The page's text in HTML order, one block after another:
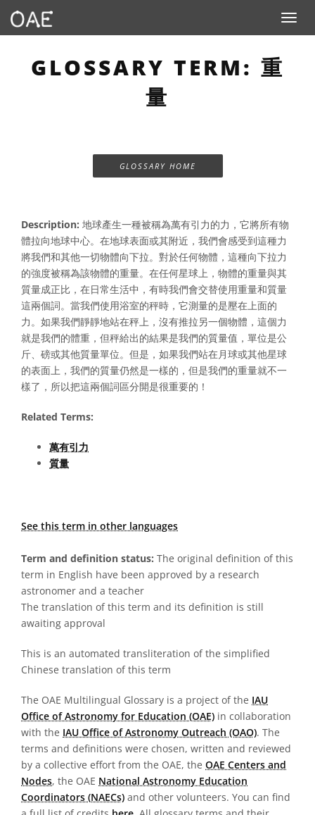
Toggle
GLOSSARY TERM: 重
量
GLOSSARY HOME
Description: 地球產生一種被稱為萬有引力的力，它將所有物
體拉向地球中心。在地球表面或其附近，我們會感受到這種力
將我們和其他一切物體向下拉。對於任何物體，這種向下拉力
的強度被稱為該物體的重量。在任何星球上，物體的重量與其
質量成正比，在日常生活中，有時我們會交替使用重量和質量
這兩個詞。當我們使用浴室的秤時，它測量的是壓在上面的
力。如果我們靜靜地站在秤上，沒有推拉另一個物體，這個力
就是我們的體重，但秤給出的結果是我們的質量值，單位是公
斤、磅或其他質量單位。但是，如果我們站在月球或其他星球
的表面上，我們的質量仍然是一樣的，但是我們的重量就不一
樣了，所以把這兩個詞區分開是很重要的！
Related Terms:
萬有引力
質量
See this term in other languages
Term and definition status: The original definition of this
term in English have been approved by a research
astronomer and a teacher
The translation of this term and its definition is still
awaiting approval
This is an automated transliteration of the simplified
Chinese translation of this term
The OAE Multilingual Glossary is a project of the IAU
Office of Astronomy for Education (OAE) in collaboration
with the IAU Office of Astronomy Outreach (OAO). The
terms and definitions were chosen, written and reviewed
by a collective effort from the OAE, the OAE Centers and
Nodes, the OAE National Astronomy Education
Coordinators (NAECs) and other volunteers. You can find